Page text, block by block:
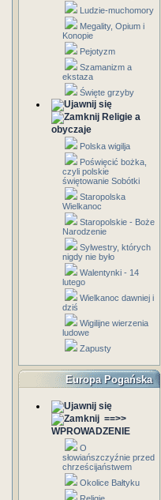
Ludzie-muchomory
Megality, Opium i
Konopie
Pejotyzm
Szamanizm a
ekstaza
Święte grzyby
Religie a
obyczaje
Polska wigilja
Poświęcić bożka,
czyli polskie
świętowanie Sobótki
Staropolska
Wielkanoc
Staropolskie - Boże
Narodzenie
Sylwestry, których
nigdy nie było
Walentynki - 14
lutego
Wielkanoc dawniej i
dziś
Wigilijne wierzenia
ludowe
Zapusty
Europa Pogańska
==>>
WPROWADZENIE
O
słowiańszczyźnie przed
chrześcijaństwem
Okolice Bałtyku